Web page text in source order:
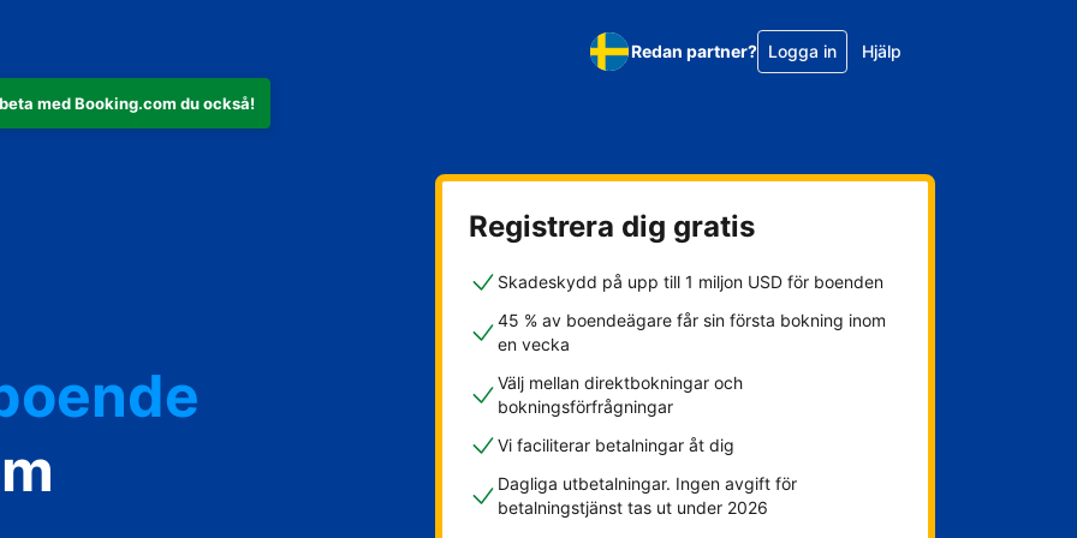
med Booking.com du också!
Redan partner? Logga in Hjälp
Registrera dig gratis
Skadeskydd på upp till 1 miljon USD för boenden
45 % av boendeägare får sin första bokning inom
en vecka
Välj mellan direktbokningar och
bokningsförfrågningar
Vi faciliterar betalningar åt dig
Dagliga utbetalningar. Ingen avgift för
betalningstjänst tas ut under 2026